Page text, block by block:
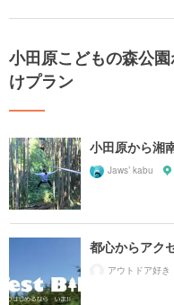
小田原こどもの森公
けプラン
小田原から湘
Jaws’ kabu
都心からアク
アウトドア好き